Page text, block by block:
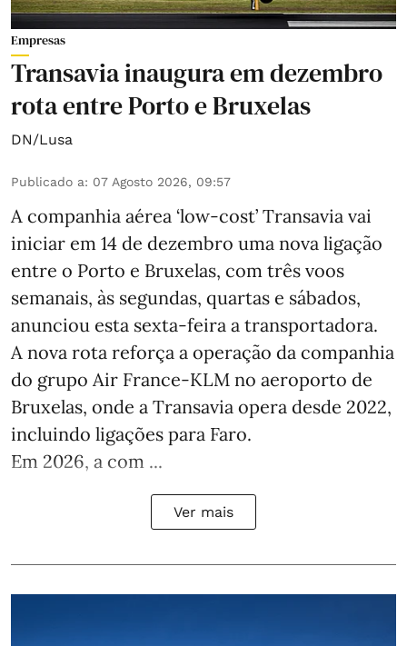
Empresas
Transavia inaugura em dezembro
rota entre Porto e Bruxelas
DN/Lusa
Publicado a: 07 Agosto 2026, 09:57
A companhia aérea ‘low-cost’ Transavia vai
iniciar em 14 de dezembro uma nova ligação
entre o Porto e Bruxelas, com três voos
semanais, às segundas, quartas e sábados,
anunciou esta sexta-feira a transportadora.
A nova rota reforça a operação da companhia
do grupo Air France-KLM no aeroporto de
Bruxelas, onde a Transavia opera desde 2022,
incluindo ligações para Faro.
Em 2026, a com ...
Ver mais